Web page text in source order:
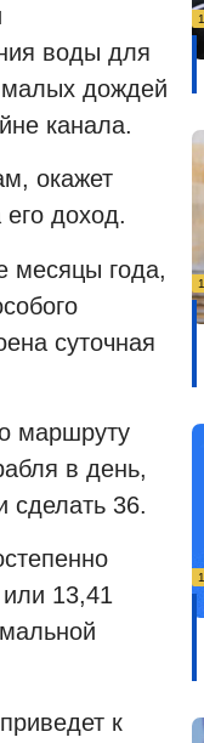
воды для
малых дождей
канала.
окажет
доход.
месяцы года,
суточная
маршруту
в день,
сделать 36.
13,41
к